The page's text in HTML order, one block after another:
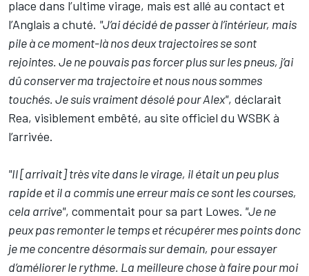
place dans l’ultime virage, mais est allé au contact et
l’Anglais a chuté. "J’ai décidé de passer à l’intérieur, mais
pile à ce moment-là nos deux trajectoires se sont
rejointes. Je ne pouvais pas forcer plus sur les pneus, j’ai
dû conserver ma trajectoire et nous nous sommes
touchés. Je suis vraiment désolé pour Alex", déclarait
Rea, visiblement embêté, au site officiel du WSBK à
l’arrivée.
"Il [arrivait] très vite dans le virage, il était un peu plus
rapide et il a commis une erreur mais ce sont les courses,
cela arrive", commentait pour sa part Lowes. "Je ne
peux pas remonter le temps et récupérer mes points donc
je me concentre désormais sur demain, pour essayer
d’améliorer le rythme. La meilleure chose à faire pour moi